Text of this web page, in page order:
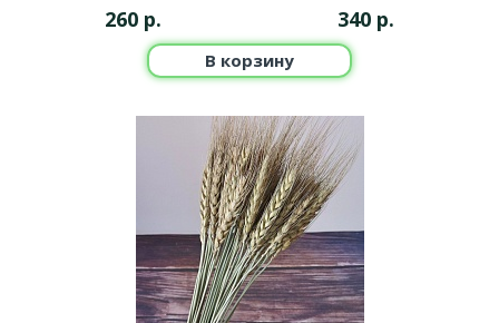
260 р. 340 р.
В корзину